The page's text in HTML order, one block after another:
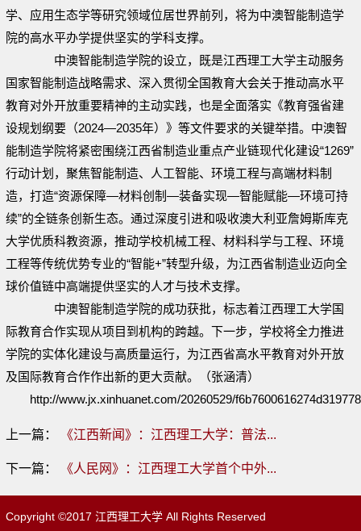
学、应用生态学等研究领域位居世界前列，将为中澳智能制造学
院的高水平办学提供坚实的学科支撑。
中澳智能制造学院的设立，既是江西理工大学主动服务
国家智能制造战略需求、深入贯彻全国教育大会关于推动高水平
教育对外开放重要精神的主动实践，也是全面落实《教育强省建
设规划纲要（2024—2035年）》等文件要求的关键举措。中澳智
能制造学院将紧密围绕江西省制造业重点产业链现代化建设“1269”
行动计划，聚焦智能制造、人工智能、环境工程与高端材料制
造，打造“资源保障—材料创制—装备实现—智能赋能—环境可持
续”的全链条创新生态。通过深度引进和吸收澳大利亚詹姆斯库克
大学优质科教资源，推动学校机械工程、材料科学与工程、环境
工程等传统优势专业的“智能+”转型升级，为江西省制造业迈向全
球价值链中高端提供坚实的人才与技术支撑。
中澳智能制造学院的成功获批，标志着江西理工大学国
际教育合作实现从项目到机构的跨越。下一步，学校将全力推进
学院的实体化建设与高质量运行，为江西省高水平教育对外开放
及国际教育合作作出新的更大贡献。（张涵清）
http://www.jx.xinhuanet.com/20260529/
上一篇： 《江西新闻》：江西理工大学：普法...
下一篇： 《人民网》：江西理工大学首个中外...
Copyright ©2017 江西理工大学 All Rights Reserved